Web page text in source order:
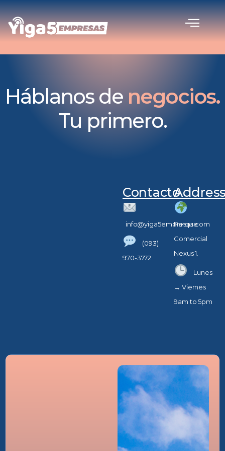
Saltar
contenido
Háblanos denegocios.
Tu primero.
Contacto
info@yiga5empresas.com
(093)
970-3772
Parque
Comercial
Nexus 1.
Lunes
→ Viernes
9am to 5pm